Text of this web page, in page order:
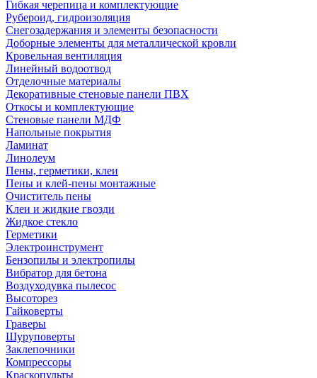
Гибкая черепица и комплектующие
Рубероид, гидроизоляция
Снегозадержания и элементы безопасности
Доборные элементы для металлической кровли
Кровельная вентиляция
Линейный водоотвод
Отделочные материалы
Декоративные стеновые панели ПВХ
Откосы и комплектующие
Стеновые панели МДФ
Напольные покрытия
Ламинат
Линолеум
Пены, герметики, клеи
Пены и клей-пены монтажные
Очиститель пены
Клеи и жидкие гвозди
Жидкое стекло
Герметики
Электроинструмент
Бензопилы и электропилы
Вибратор для бетона
Воздуходувка пылесос
Высоторез
Гайковерты
Граверы
Шуруповерты
Заклепочники
Компрессоры
Краскопульты